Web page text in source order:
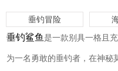
垂钓冒险
垂钓鲨鱼是一款别具一格且
为一名勇敢的垂钓者，在神秘